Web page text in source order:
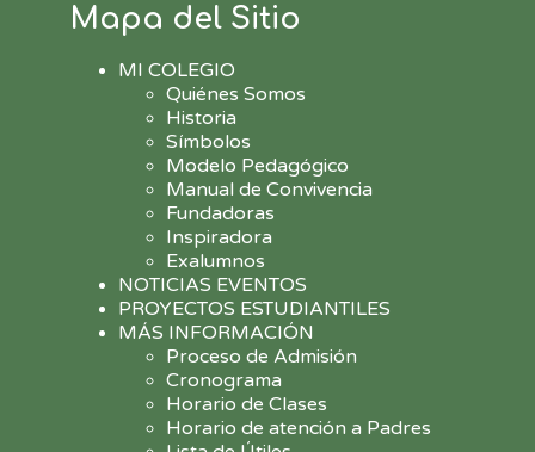
Mapa del Sitio
MI COLEGIO
Quiénes Somos
Historia
Símbolos
Modelo Pedagógico
Manual de Convivencia
Fundadoras
Inspiradora
Exalumnos
NOTICIAS EVENTOS
PROYECTOS ESTUDIANTILES
MÁS INFORMACIÓN
Proceso de Admisión
Cronograma
Horario de Clases
Horario de atención a Padres